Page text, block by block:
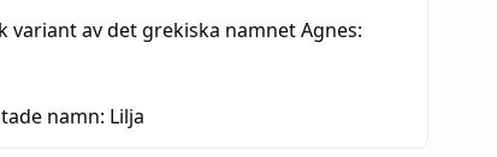
variant av det grekiska namnet Agnes:
namn: Lilja